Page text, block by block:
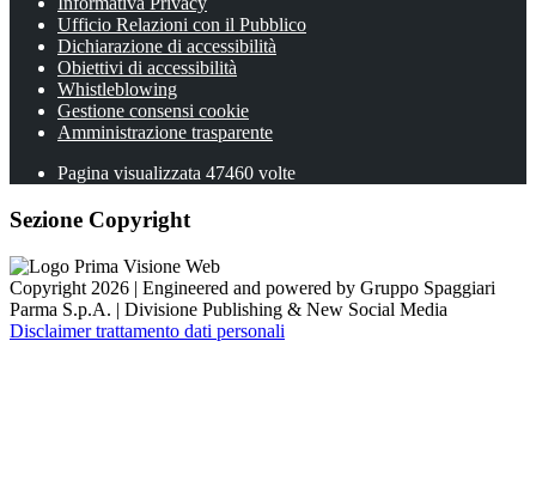
Ufficio Relazioni con il Pubblico
Dichiarazione di accessibilità
Obiettivi di accessibilità
Whistleblowing
Gestione consensi cookie
Amministrazione trasparente
Pagina visualizzata 47460 volte
Sezione Copyright
Copyright 2026 | Engineered and powered by Gruppo Spaggiari
Parma S.p.A. | Divisione Publishing & New Social Media
Disclaimer trattamento dati personali